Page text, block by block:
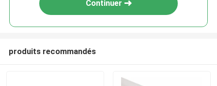
Continuer
produits recommandés